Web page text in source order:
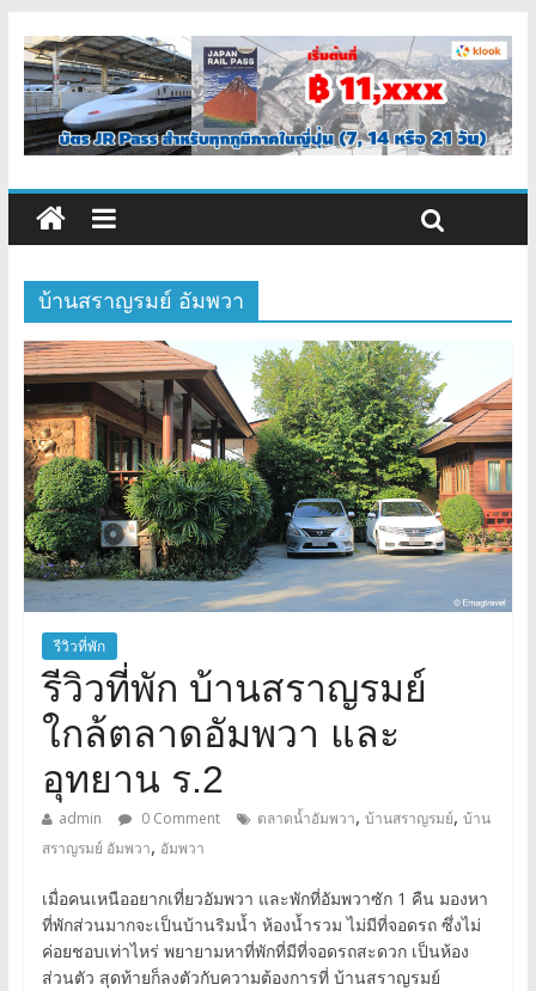
บ้านสราญรมย์ อัมพวา
รีวิวที่พัก
รีวิวที่พัก บ้านสราญรมย์
ใกล้ตลาดอัมพวา และ
อุทยาน ร.2
admin 0 Comment ตลาดน้ำอัมพวา, บ้านสราญรมย์, บ้าน
สราญรมย์ อัมพวา, อัมพวา
เมื่อคนเหนืออยากเที่ยวอัมพวา และพักที่อัมพวาซัก 1 คืน มองหา
ที่พักส่วนมากจะเป็นบ้านริมน้ำ ห้องน้ำรวม ไม่มีที่จอดรถ ซึ่งไม่
ค่อยชอบเท่าไหร่ พยายามหาที่พักที่มีที่จอดรถสะดวก เป็นห้อง
ส่วนตัว สุดท้ายก็ลงตัวกับความต้องการที่ บ้านสราญรมย์